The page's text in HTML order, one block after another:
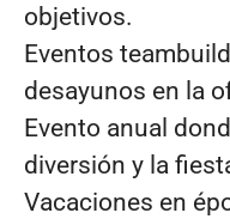
objetivos.
Eventos
desayunos en la
Evento anual
diversión y la
Vacaciones en